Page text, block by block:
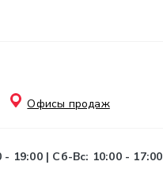
Офисы продаж
19:00 | Сб-Вс: 10:00 - 17:00